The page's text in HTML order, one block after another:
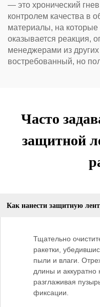
— это хронический
контролем качества в
материалы, на
оказывается реакция,
менеджерами из
востребованный, но
Часто
защитной
Как нанести защитную
Тщательно
ракетки,
пыли и влаги.
длины и аккуратно
разглаживая
фиксации.